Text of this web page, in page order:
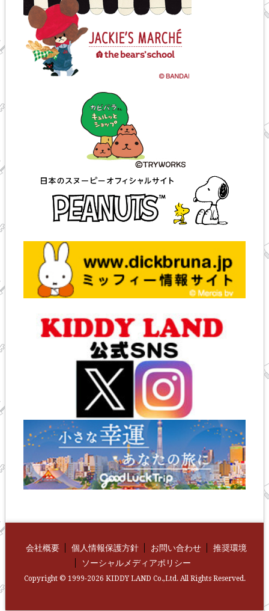
会社概要 個人情報保護方針 お問い合わせ
推奨環境
ソーシャルメディアポリシー
Copyright © 1999-2026 KIDDY LAND Co.,Ltd. All Rights Reserved.